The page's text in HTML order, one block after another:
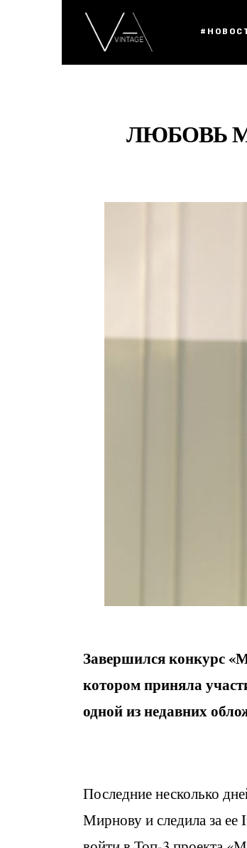
ЛЮБОВЬ
Завершился конкурс
котором приняла
одной из недавних
Последние несколько
Мирнову и следила за ее